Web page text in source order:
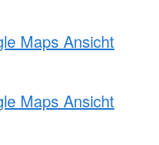
Maps Ansicht
Maps Ansicht